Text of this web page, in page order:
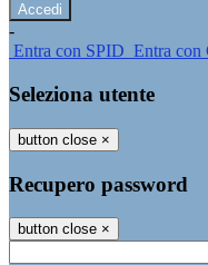
-
Entra con SPID Entra con
Seleziona utente
button close ×
Recupero password
button close ×